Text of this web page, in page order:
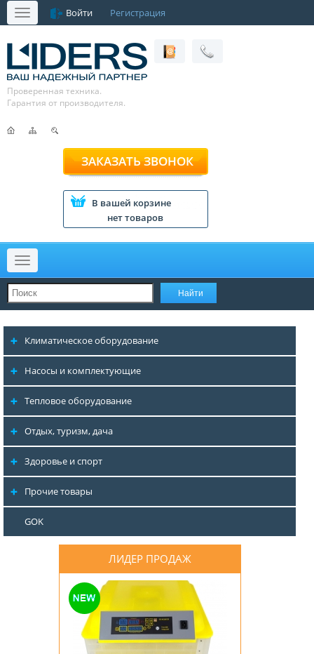
Меню Войти Регистрация
Проверенная техника.
Гарантия от производителя.
ЗАКАЗАТЬ ЗВОНОК
В вашей корзине
нет товаров
Меню
Климатическое оборудование
Насосы и комплектующие
Тепловое оборудование
Отдых, туризм, дача
Здоровье и спорт
Прочие товары
GOK
ЛИДЕР ПРОДАЖ